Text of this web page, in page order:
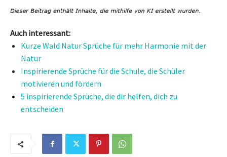
Auch interessant:
Kurze Wald Natur Sprüche für mehr Harmonie mit der
Natur
Inspirierende Sprüche für die Schule, die Schüler
motivieren und fördern
5 inspirierende Sprüche, die dir helfen, dich zu
entscheiden